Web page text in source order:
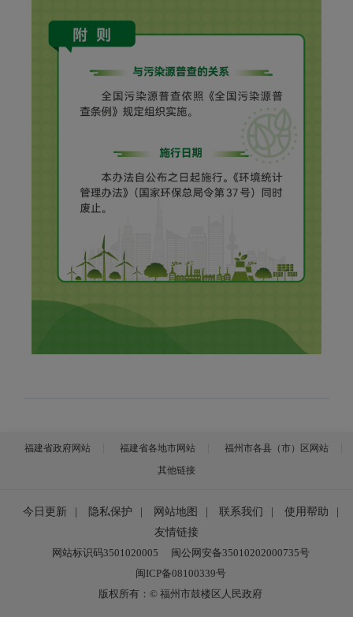
福建省政府网站 福建省各地市网站
福州市各县（市）区网站
其他链接
今日更新 隐私保护 网站地图 联系我们 使用帮助
友情链接
网站标识码3501020005
闽公网安备35010202000735号
闽ICP备08100339号
版权所有：© 福州市鼓楼区人民政府